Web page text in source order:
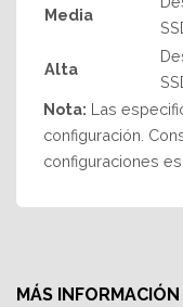
Media
Alta
Nota: Las
configuración.
configuraciones
MÁS INFORMACIÓN